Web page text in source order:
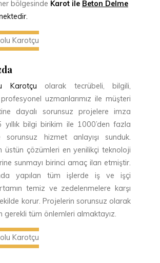
bölgesinde Karot ile Beton Delme
Karotçu olarak tecrübeli, bilgili,
uzmanlarımız ile müşteri
dayalı sorunsuz projelere imza
yıllık bilgi birikim ile 1000’den fazla
sorunsuz hizmet anlayışı sunduk.
üstün çözümleri en yenilikçi teknoloji
sunmayı birinci amaç ilan etmiştir.
yapılan tüm işlerde iş ve işçi
temiz ve zedelenmelere karşı
korur. Projelerin sorunsuz olarak
gerekli tüm önlemleri almaktayız.